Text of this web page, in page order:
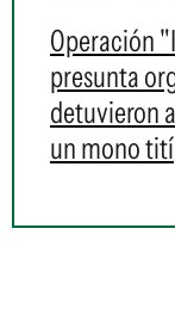
Operación
presunta
detuvieron
un mono tití